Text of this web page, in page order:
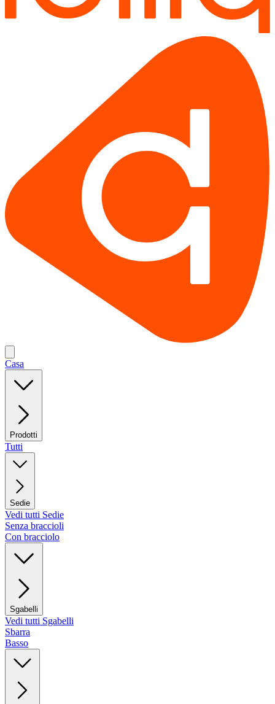
Casa
Prodotti
Tutti
Sedie
Vedi tutti Sedie
Senza braccioli
Con bracciolo
Sgabelli
Vedi tutti Sgabelli
Sbarra
Basso